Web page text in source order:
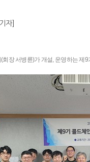
자]
장 서병륜)가 개설, 운영하는 제